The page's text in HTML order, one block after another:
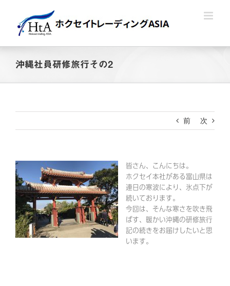
content
沖縄社員研修旅行その2
前 次
皆さん、こんにちは。
ホクセイ本社がある富山県は
連日の寒波により、氷点下が
続いております。
今回は、そんな寒さを吹き飛
ばす、暖かい沖縄の研修旅行
記の続きをお届けしたいと思
います。